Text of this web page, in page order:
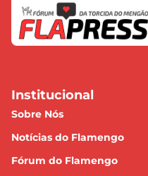
Institucional
Sobre Nós
Notícias do Flamengo
Fórum do Flamengo